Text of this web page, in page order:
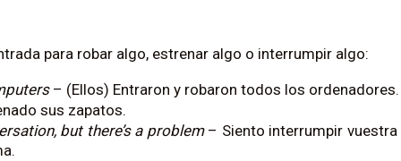
para robar algo, estrenar algo o interrumpir algo:
– (Ellos) Entraron y robaron todos los ordenadores.
sus zapatos.
but there’s a problem– Siento interrumpir vuestra